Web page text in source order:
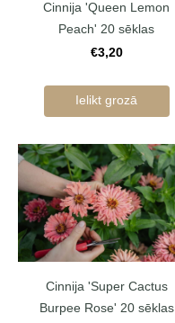
Cinnija 'Queen Lemon
Peach' 20 sēklas
€3,20
Ielikt grozā
Cinnija 'Super Cactus
Burpee Rose' 20 sēklas